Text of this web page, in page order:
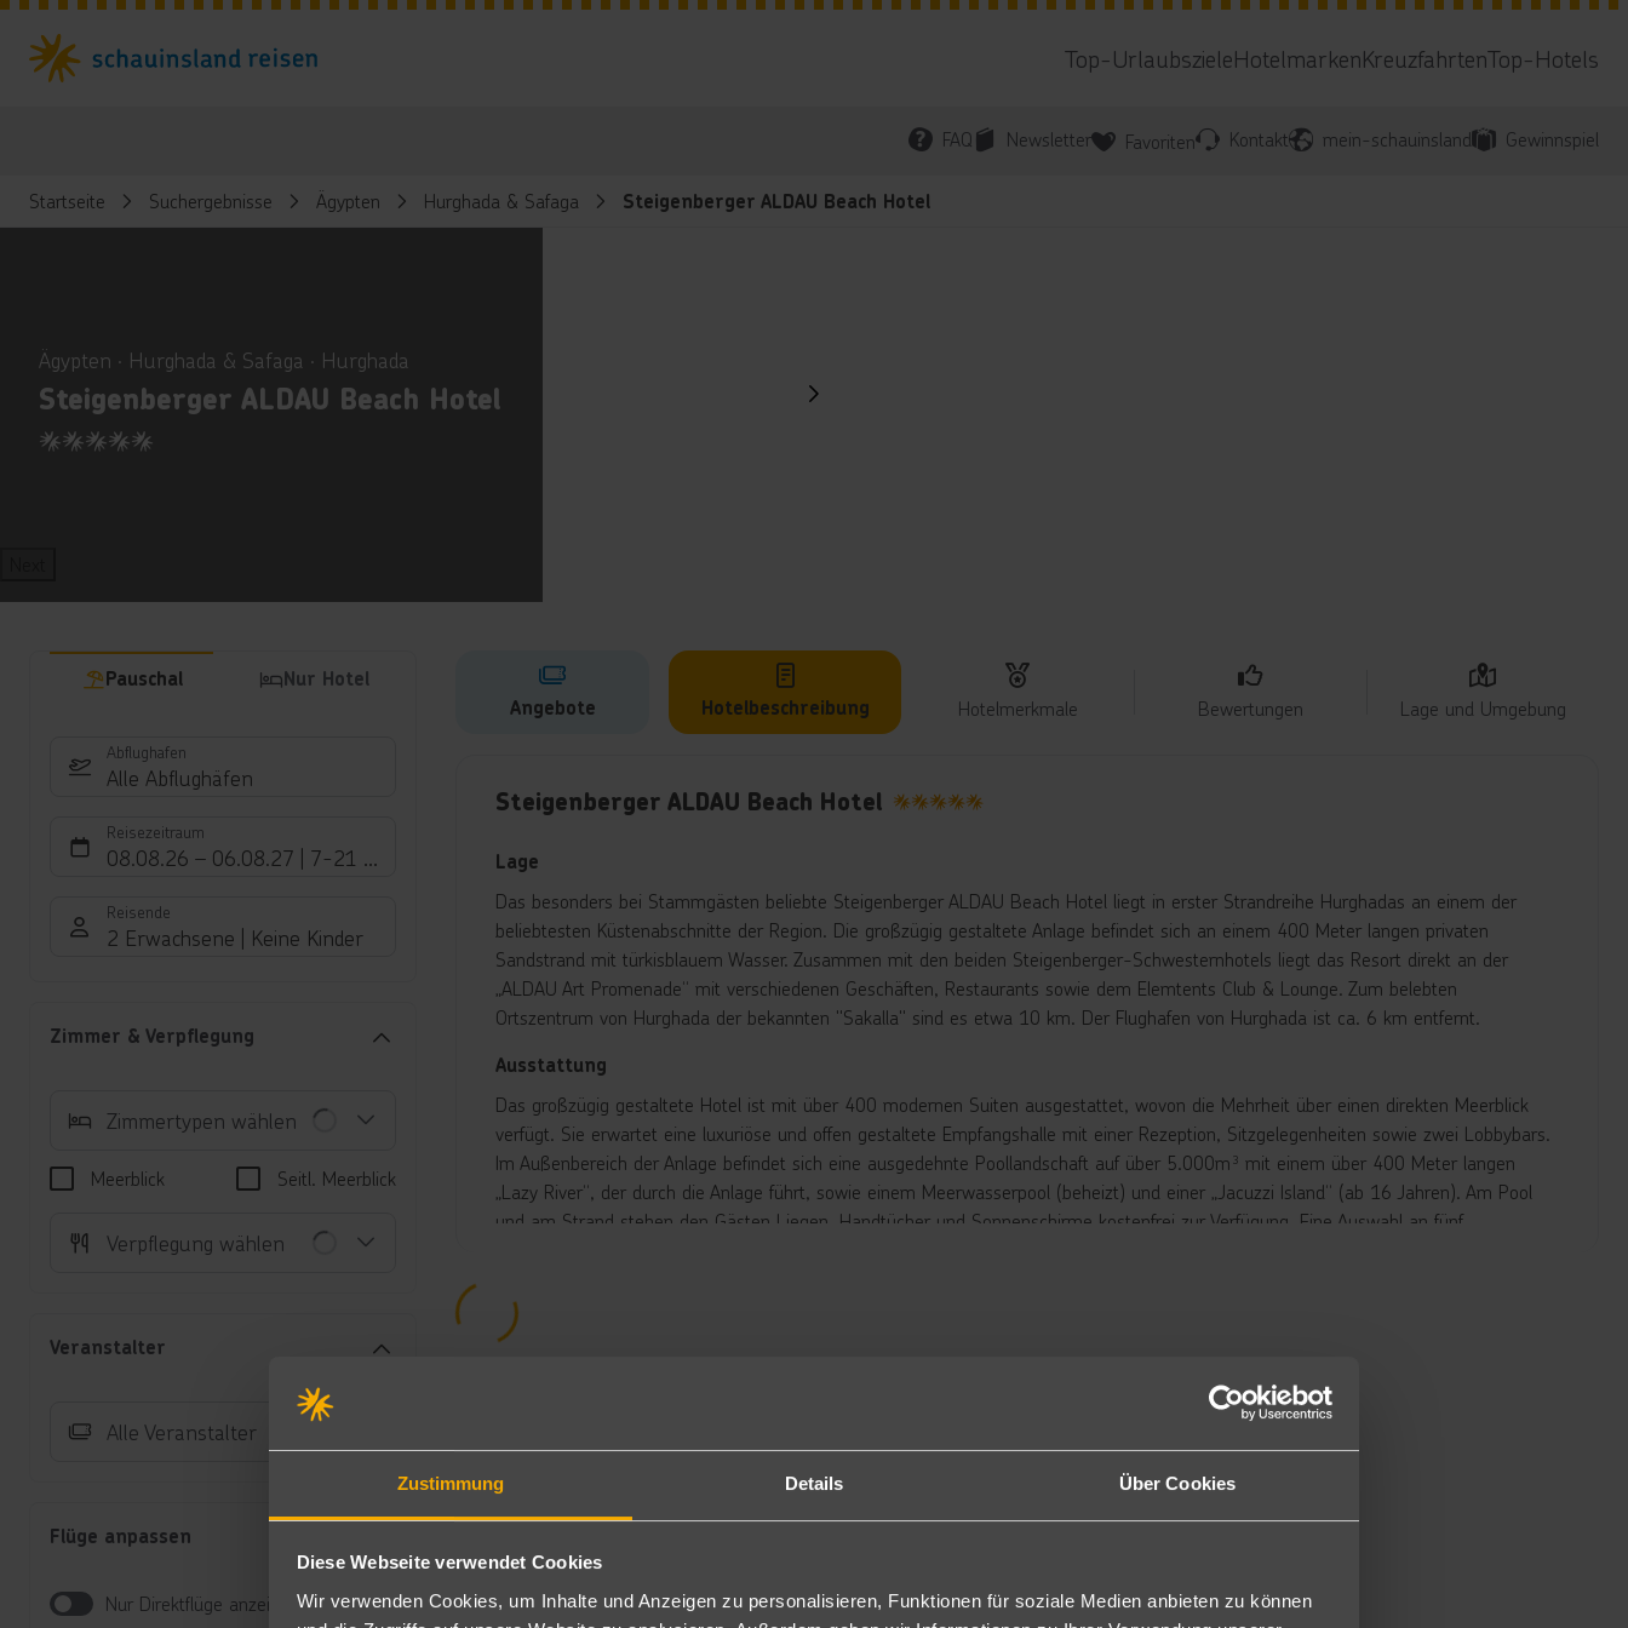
Zustimmung Details Über Cookies
Diese Webseite verwendet Cookies
Wir verwenden Cookies, um Inhalte und Anzeigen zu personalisieren, Funktionen für soziale Medien anbieten zu können
Top-UrlaubszieleHotelmarkenKreuzfahrtenTop-Hotels
FAQ Newsletter Favoriten Kontakt mein-schauinsland Gewinnspiel
Startseite Suchergebnisse Ägypten Hurghada & Safaga Steigenberger ALDAU Beach Hotel
Ägypten ∙ Hurghada & Safaga ∙ Hurghada
Steigenberger ALDAU Beach Hotel
5
Pauschal Nur Hotel
Abflughafen
Alle Abflughäfen
Reisezeitraum
08.08.26 – 06.08.27 7-21 Nächte
Reisende
2 Erwachsene Keine Kinder
Zimmer & Verpflegung
Zimmertypen wählen
Meerblick Seitl. Meerblick
Verpflegung wählen
Veranstalter
Alle Veranstalter
Flüge anpassen
Nur Direktflüge anzeigen
Angebote Hotelbeschreibung Hotelmerkmale Bewertungen Lage und Umgebung
Steigenberger ALDAU Beach Hotel
Lage
Das besonders bei Stammgästen beliebte Steigenberger ALDAU Beach Hotel liegt in erster Strandreihe Hurghadas an einem der
beliebtesten Küstenabschnitte der Region. Die großzügig gestaltete Anlage befindet sich an einem 400 Meter langen privaten
Sandstrand mit türkisblauem Wasser. Zusammen mit den beiden Steigenberger-Schwesternhotels liegt das Resort direkt an der
„ALDAU Art Promenade“ mit verschiedenen Geschäften, Restaurants sowie dem Elemtents Club & Lounge. Zum belebten
Ortszentrum von Hurghada der bekannten "Sakalla" sind es etwa 10 km. Der Flughafen von Hurghada ist ca. 6 km entfernt.
Ausstattung
Das großzügig gestaltete Hotel ist mit über 400 modernen Suiten ausgestattet, wovon die Mehrheit über einen direkten Meerblick
verfügt. Sie erwartet eine luxuriöse und offen gestaltete Empfangshalle mit einer Rezeption, Sitzgelegenheiten sowie zwei Lobbybars.
Im Außenbereich der Anlage befindet sich eine ausgedehnte Poollandschaft auf über 5.000m³ mit einem über 400 Meter langen
„Lazy River“, der durch die Anlage führt, sowie einem Meerwasserpool (beheizt) und einer „Jacuzzi Island“ (ab 16 Jahren). Am Pool
und am Strand stehen den Gästen Liegen, Handtücher und Sonnenschirme kostenfrei zur Verfügung. Eine Auswahl an fünf
Golfplatz begeistert mit einer ansprechenden Landschaft und verschiedenen Wasserhindernissen. Auf Taucher und Wassersportler
wartet der hoteleigene Ilios Dive Club & Aqua Center. Für Groß und Klein ist der Aquapark des Schwesternhotels „Steigenberger Aqua
Superior Suite Meerblick: Die Superior Suiten (DM2/DAM ca. 50 m²) verfügen über Meerblick. Die Zimmer sind ausgestattet mit
einem Bad mit sep. Dusche/WC, Föhn, individuell regulierbarer Klimaanlage, RFID-Türschloss, Minibar (mit täglicher Auffüllung an
Auch als Doppelzimmer zur Alleinnutzung buchbar (DM1).
Suite Meerblick garantiert in der 4. Etage und bieten so einen atemberaubenden Blick auf das Meer.